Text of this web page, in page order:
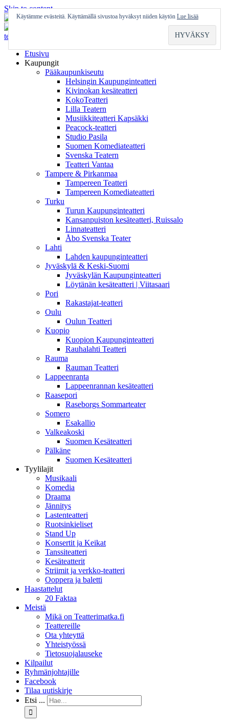
Skip to content
Etusivu
Kaupungit
Pääkaupunkiseutu
Helsingin Kaupunginteatteri
Kivinokan kesäteatteri
KokoTeatteri
Lilla Teatern
Musiikkiteatteri Kapsäkki
Peacock-teatteri
Studio Pasila
Suomen Komediateatteri
Svenska Teatern
Teatteri Vantaa
Tampere & Pirkanmaa
Tampereen Teatteri
Tampereen Komediateatteri
Turku
Turun Kaupunginteatteri
Kansanpuiston kesäteatteri, Ruissalo
Linnateatteri
Åbo Svenska Teater
Lahti
Lahden kaupunginteatteri
Jyväskylä & Keski-Suomi
Jyväskylän Kaupunginteatteri
Löytänän kesäteatteri | Viitasaari
Pori
Rakastajat-teatteri
Oulu
Oulun Teatteri
Kuopio
Kuopion Kaupunginteatteri
Rauhalahti Teatteri
Rauma
Rauman Teatteri
Lappeenranta
Lappeenrannan kesäteatteri
Raasepori
Raseborgs Sommarteater
Somero
Esakallio
Valkeakoski
Suomen Kesäteatteri
Pälkäne
Suomen Kesäteatteri
Tyylilajit
Musikaali
Komedia
Draama
Jännitys
Lastenteatteri
Ruotsinkieliset
Stand Up
Konsertit ja Keikat
Tanssiteatteri
Kesäteatterit
Striimit ja verkko-teatteri
Ooppera ja baletti
Haastattelut
20 Faktaa
Meistä
Mikä on Teatterimatka.fi
Teattereille
Ota yhteyttä
Yhteistyössä
Tietosuojalauseke
Kilpailut
Ryhmänjohtajille
Facebook
Tilaa uutiskirje
Etsi ...
Käytämme evästeitä. Käyttämällä sivustoa hyväksyt niiden käytön Lue lisää